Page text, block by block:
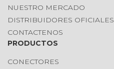
NUESTRO MERCADO
DISTRIBUIDORES OFICIALES
CONTACTENOS
PRODUCTOS
CONECTORES